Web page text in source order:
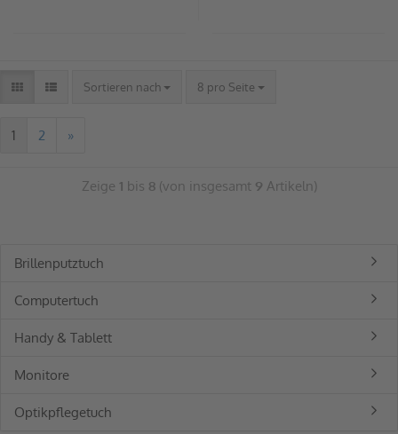
Sortieren nach 8 pro Seite
1 2 »
Zeige 1 bis 8(von insgesamt 9 Artikeln)
Brillenputztuch
Computertuch
Handy & Tablett
Monitore
Optikpflegetuch